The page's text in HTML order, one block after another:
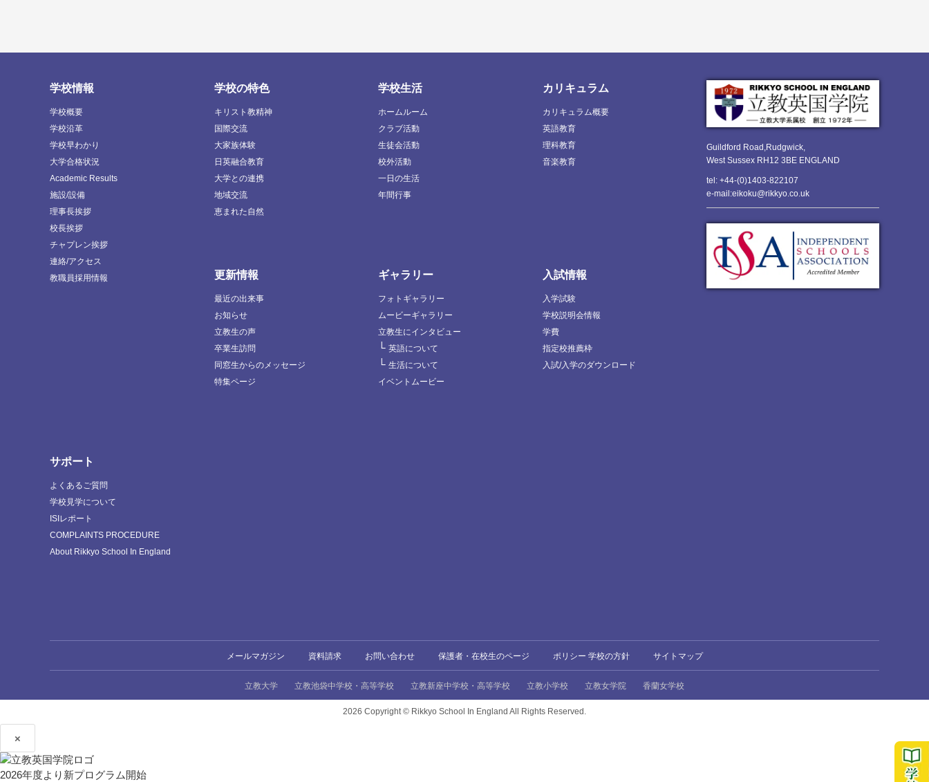
Guildford Road,Rudgwick,
West Sussex RH12 3BE ENGLAND
tel: +44-(0)1403-822107
e-mail:eikoku@rikkyo.co.uk
学校情報
学校概要
学校沿革
学校早わかり
大学合格状況
Academic Results
施設/設備
理事長挨拶
校長挨拶
チャプレン挨拶
連絡/アクセス
教職員採用情報
学校の特色
キリスト教精神
国際交流
大家族体験
日英融合教育
大学との連携
地域交流
恵まれた自然
学校生活
ホームルーム
クラブ活動
生徒会活動
校外活動
一日の生活
年間行事
カリキュラム
カリキュラム概要
英語教育
理科教育
音楽教育
更新情報
最近の出来事
お知らせ
立教生の声
卒業生訪問
同窓生からのメッセージ
特集ページ
ギャラリー
フォトギャラリー
ムービーギャラリー
立教生にインタビュー
└ 英語について
└ 生活について
イベントムービー
入試情報
入学試験
学校説明会情報
学費
指定校推薦枠
入試/入学のダウンロード
サポート
よくあるご質問
学校見学について
ISIレポート
COMPLAINTS PROCEDURE
About Rikkyo School In England
メールマガジン 資料請求 お問い合わせ 保護者・在校生のページ ポリシー 学校の方針 サイトマップ
立教大学 立教池袋中学校・高等学校 立教新座中学校・高等学校 立教小学校 立教女学院 香蘭女学校
2026 Copyright © Rikkyo School In England All Rights Reserved.
×
2026年度より新プログラム開始